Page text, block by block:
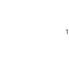
1